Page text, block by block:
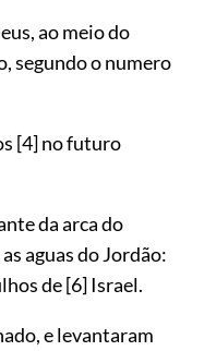
ao meio do
segundo o numero
[4]no futuro
da arca do
aguas do Jordão:
de[6]Israel.
e levantaram